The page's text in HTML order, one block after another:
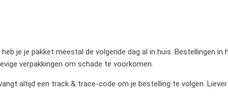
je je pakket meestal de volgende dag al in huis. Bestellingen in
verpakkingen om schade te voorkomen.
altijd een track & trace-code om je bestelling te volgen.